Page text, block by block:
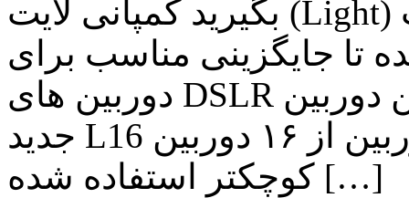
بگیرید کمپانی لایت (Light) در حال توسعه یک دوربین جالب
تا جایگزینی مناسب برای
دوربین های DSLR بزرگ و پرزحمت باشد. نام این دوربین
جدید L16 می باشد و در جلوی این دوربین از ۱۶ دوربین
کوچکتر استفاده شده […]